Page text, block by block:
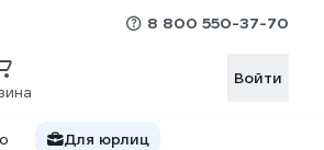
8 800 550-37-70
Войти
Для юрлиц